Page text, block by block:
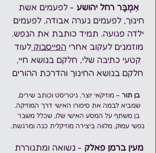
אִמְבָּר רחל יהושע - לפעמים אשת
חינוך, לפעמים נערה אבודה, לפעמים
ילדה פגועה. תמיד כותבת את הנפש.
מוזמנים לעקוב אחרי הפייסבוק לעוד
קטעי כתיבה שלי, חלקם בנושא חיי,
חלקם בנושא החינוך והדרכת ההורים
בן תור – מוזיקאי יוצר, גיטריסט וכותב שירים,
שמביא לבמה את סיפורו האישי דרך המוזיקה.
בן משתף על המסע האישי שלו, שכלל משבר
נפשי עמוק, מלווה ביצירה מוזיקלית כנה ומרגשת.
מעין ברמן פאלק - נשואה ומתגוררת